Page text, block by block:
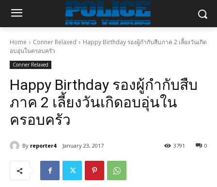
Home Conner Relaxed
Happy Birthday รองผู้กำกับสืบภาค 2 เลี้ยงวันเกิด
อบอุ่นในครอบครัว
Conner Relaxed
Happy Birthday รองผู้กำกับสืบ
ภาค 2 เลี้ยงวันเกิดอบอุ่นใน
ครอบครัว
By reporter4 January 23, 2017 0
3791